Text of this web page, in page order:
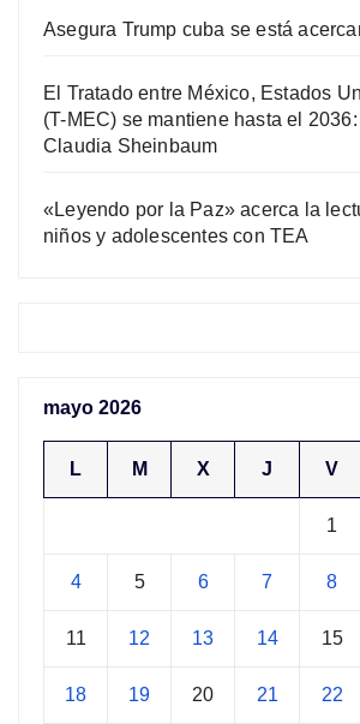
Asegura Trump cuba se está
El Tratado entre México, Estados
(T-MEC) se mantiene hasta el
Claudia Sheinbaum
«Leyendo por la Paz» acerca la
niños y adolescentes con TEA
mayo 2026
L M X J V
1
4 5 6 7 8
11 12 13 14 15
18 19 20 21 22